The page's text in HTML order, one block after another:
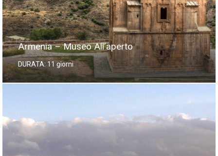
Armenia – Museo All’aperto
DURATA: 11 giorni